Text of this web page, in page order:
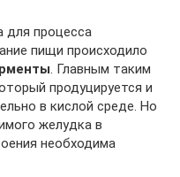
для процесса
пищи происходило
. Главным таким
продуцируется и
в кислой среде. Но
желудка в
необходима